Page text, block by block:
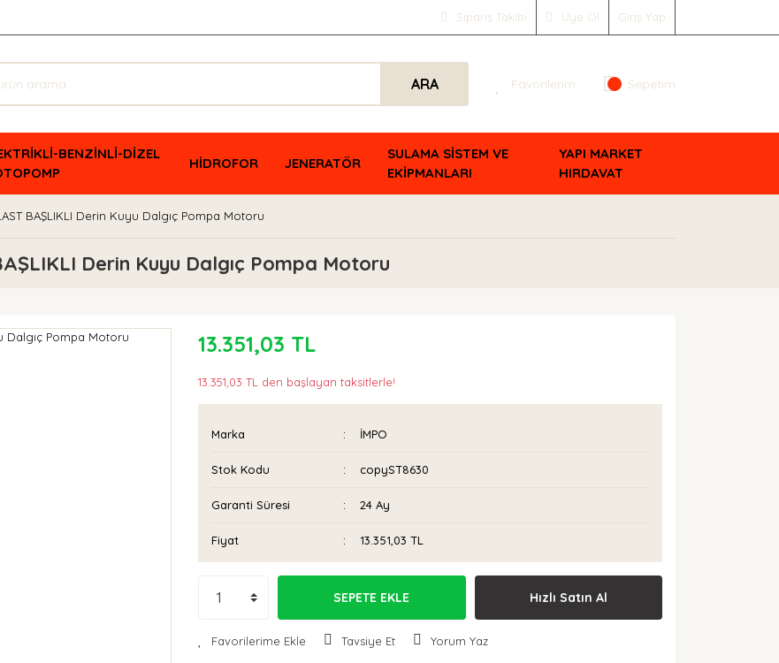
Sipariş Takibi Üye Ol Giriş Yap
ARA Favorilerim Sepetim
BENZİNLİ-DİZEL
HİDROFOR JENERATÖR
SULAMA SİSTEM VE
EKİPMANLARI
YAPI MARKET
HIRDAVAT
BAŞLIKLI Derin Kuyu Dalgıç Pompa Motoru
Derin Kuyu Dalgıç Pompa Motoru
13.351,03 TL
13.351,03 TL den başlayan taksitlerle!
Marka İMPO
Stok Kodu copyST8630
Garanti Süresi 24 Ay
Fiyat 13.351,03 TL
SEPETE EKLE Hızlı Satın Al
Tavsiye Et Yorum Yaz